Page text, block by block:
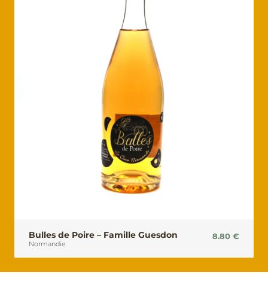
Bulles de Poire – Famille Guesdon
Normandie
8.80 €